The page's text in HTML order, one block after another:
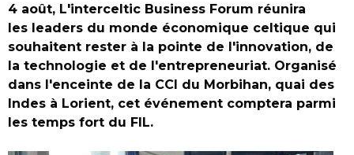
4 août, L'interceltic Business Forum réunira
les leaders du monde économique celtique qui
souhaitent rester à la pointe de l'innovation, de
la technologie et de l'entrepreneuriat. Organisé
dans l'enceinte de la CCI du Morbihan, quai des
Indes à Lorient, cet événement comptera parmi
les temps fort du FIL.